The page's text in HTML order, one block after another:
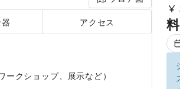
アクセス
クショップ、展示など）